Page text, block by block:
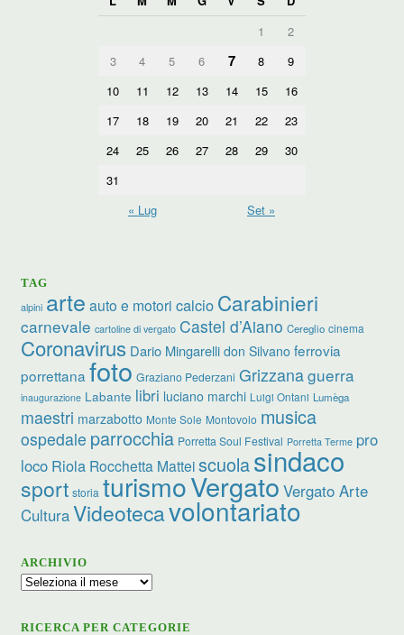
1
2
3
4 5 6 7 8
9
10
11 12 13 14 15
16
17
18 19 20 21 22
23
24
25 26 27 28 29
30
31
« Lug
Set »
TAG
alpini arte auto e motori calcio Carabinieri
carnevale cartoline di vergato Castel d’Aiano Cereglio cinema
Coronavirus Dario Mingarelli don Silvano ferrovia
porrettana foto Graziano Pederzani Grizzanaguerra
inaugurazione Labante libri luciano marchi Luigi Ontani Lumèga
maestri marzabotto Monte Sole Montovolo musica
ospedale parrocchia Porretta Soul Festival Porretta Terme pro
loco Riola Rocchetta Matteiscuolasindaco
sport storia turismoVergato Vergato Arte
CulturaVideotecavolontariato
ARCHIVIO
Archivio
RICERCA PER CATEGORIE